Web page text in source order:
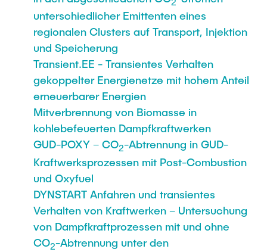
unterschiedlicher Emittenten eines
regionalen Clusters auf Transport, Injektion
und Speicherung
Transient.EE - Transientes Verhalten
gekoppelter Energienetze mit hohem Anteil
erneuerbarer Energien
Mitverbrennung von Biomasse in
kohlebefeuerten Dampfkraftwerken
GUD-POXY – CO2-Abtrennung in GUD-
Kraftwerksprozessen mit Post-Combustion
und Oxyfuel
DYNSTART Anfahren und transientes
Verhalten von Kraftwerken – Untersuchung
von Dampfkraftprozessen mit und ohne
CO2-Abtrennung unter den